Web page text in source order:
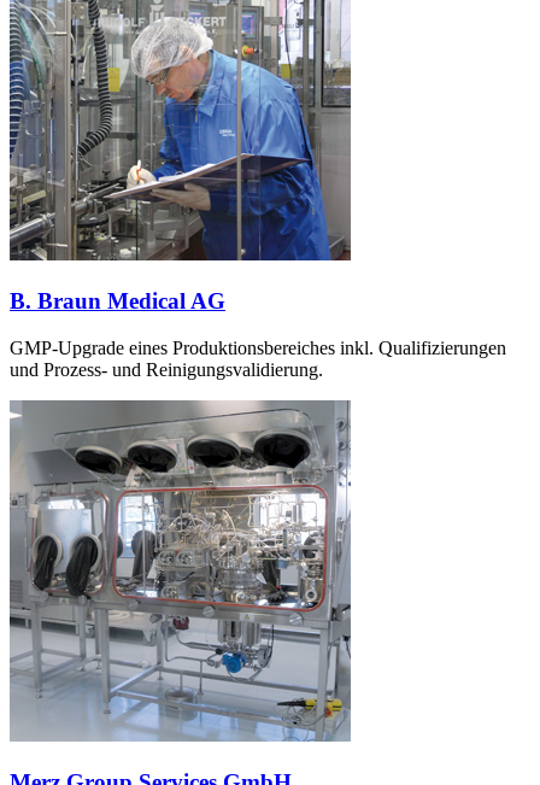
B. Braun Medical AG
GMP-Upgrade eines Produktionsbereiches inkl. Qualifizierungen
und Prozess- und Reinigungsvalidierung.